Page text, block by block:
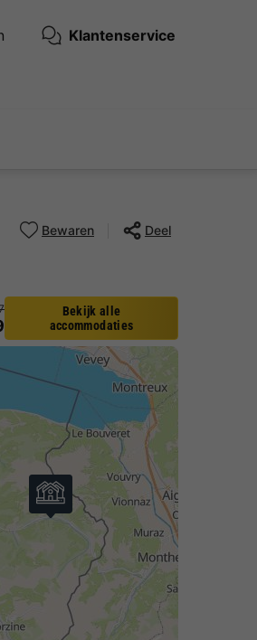
Klantenservice
Bekijk alle
accommodaties
Bewaren Deel